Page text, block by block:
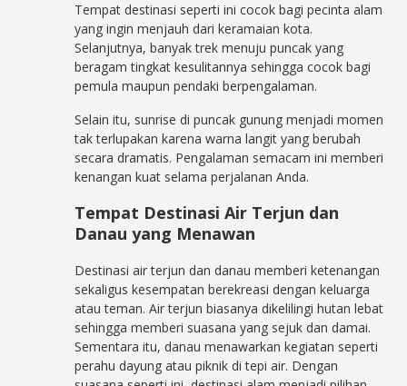
Tempat destinasi seperti ini cocok bagi pecinta alam
yang ingin menjauh dari keramaian kota.
Selanjutnya, banyak trek menuju puncak yang
beragam tingkat kesulitannya sehingga cocok bagi
pemula maupun pendaki berpengalaman.
Selain itu, sunrise di puncak gunung menjadi momen
tak terlupakan karena warna langit yang berubah
secara dramatis. Pengalaman semacam ini memberi
kenangan kuat selama perjalanan Anda.
Tempat Destinasi Air Terjun dan
Danau yang Menawan
Destinasi air terjun dan danau memberi ketenangan
sekaligus kesempatan berekreasi dengan keluarga
atau teman. Air terjun biasanya dikelilingi hutan lebat
sehingga memberi suasana yang sejuk dan damai.
Sementara itu, danau menawarkan kegiatan seperti
perahu dayung atau piknik di tepi air. Dengan